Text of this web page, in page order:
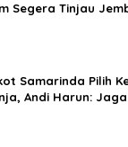
Segera Tinjau
Samarinda Pilih
Andi Harun: Jaga